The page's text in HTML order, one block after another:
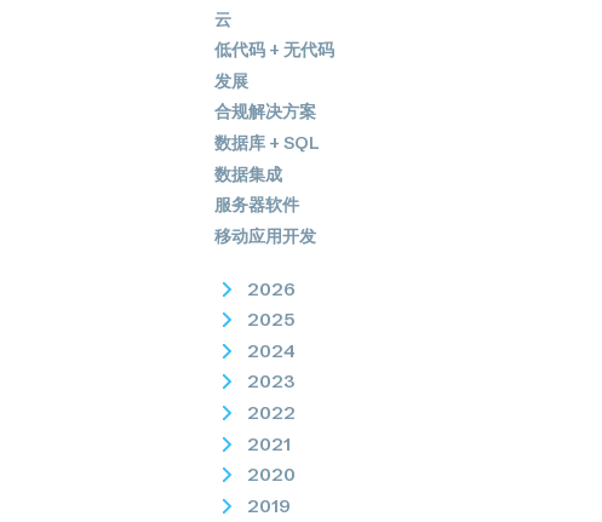
云
低代码 + 无代码
发展
合规解决方案
数据库 + SQL
数据集成
服务器软件
移动应用开发
2026
2025
2024
2023
2022
2021
2020
2019